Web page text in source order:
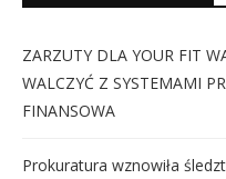
ZARZUTY DLA YOUR FIT
WALCZYĆ Z SYSTEMAMI
FINANSOWA
Prokuratura wznowiła